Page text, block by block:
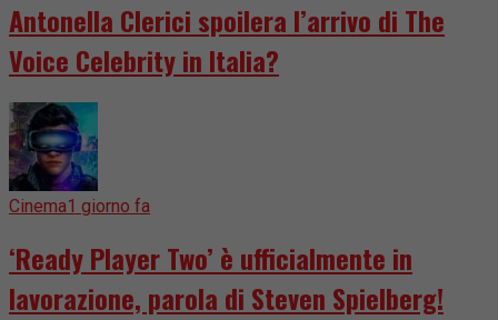
Antonella Clerici spoilera l’arrivo di The
Voice Celebrity in Italia?
Cinema1 giorno fa
‘Ready Player Two’ è ufficialmente in
lavorazione, parola di Steven Spielberg!